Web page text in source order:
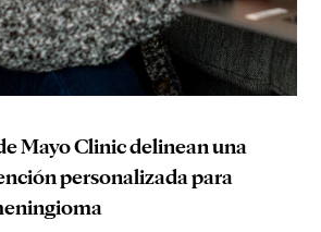
Mayo Clinic delinean una
personalizada para